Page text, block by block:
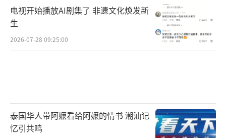
电视开始播放AI剧集了 非遗文化焕发新
生
2026-07-28 09:25:00
泰国华人带阿嬷看给阿嬷的情书 潮汕记
忆引共鸣